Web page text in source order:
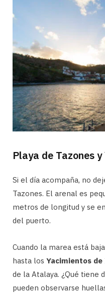
Playa de Tazones
Si el día acompaña, no
Tazones. El arenal es
metros de longitud y se
del puerto.
Cuando la marea está
hasta los Yacimientos
de la Atalaya. ¿Qué tiene
pueden observarse